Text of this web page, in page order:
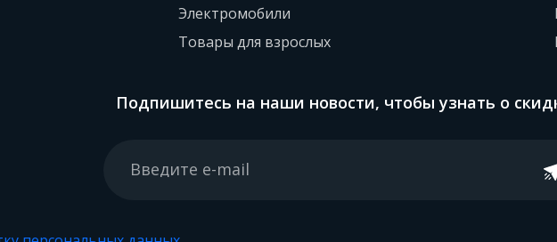
Электромобили
Товары для взрослых
Подпишитесь на наши новости, чтобы узнать о